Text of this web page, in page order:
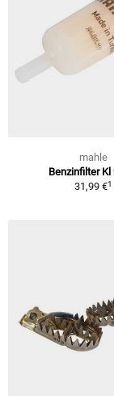
mahle
Benzinfilter Kl
31,99 €1